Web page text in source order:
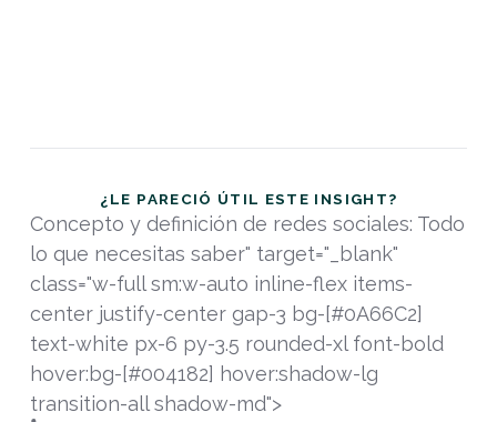
¿LE PARECIÓ ÚTIL ESTE INSIGHT?
Concepto y definición de redes sociales: Todo
lo que necesitas saber" target="_blank"
class="w-full sm:w-auto inline-flex items-
center justify-center gap-3 bg-[#0A66C2]
text-white px-6 py-3.5 rounded-xl font-bold
hover:bg-[#004182] hover:shadow-lg
transition-all shadow-md">